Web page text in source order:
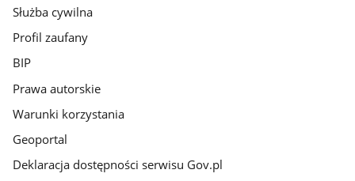
Służba cywilna
Profil zaufany
BIP
Prawa autorskie
Warunki korzystania
Geoportal
Deklaracja dostępności serwisu Gov.pl